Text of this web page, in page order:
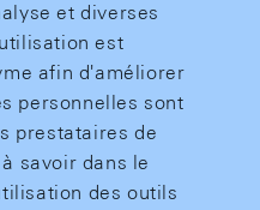
et diverses
est
afin d'améliorer
personnelles sont
prestataires de
savoir dans le
des outils